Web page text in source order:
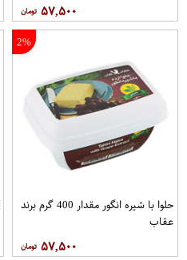
۵۷,۵۰۰
2%
حلوا با شیره انگور مقدار 400 گرم برند
عقاب
۵۷,۵۰۰